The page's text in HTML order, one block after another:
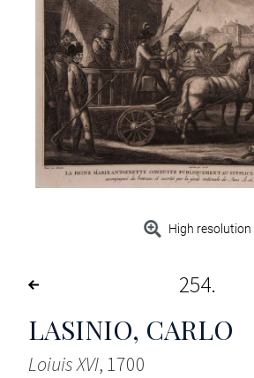
High resolution
254
LASINIO, CARLO
Loiuis XVI, 1700